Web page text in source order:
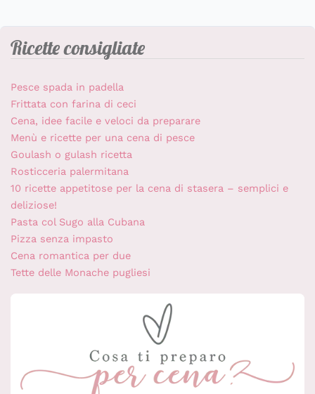
Ricette consigliate
Pesce spada in padella
Frittata con farina di ceci
Cena, idee facile e veloci da preparare
Menù e ricette per una cena di pesce
Goulash o gulash ricetta
Rosticceria palermitana
10 ricette appetitose per la cena di stasera – semplici e
deliziose!
Pasta col Sugo alla Cubana
Pizza senza impasto
Cena romantica per due
Tette delle Monache pugliesi